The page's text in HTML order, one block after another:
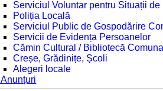
Serviciul Voluntar pentru Situații de
Poliția Locală
Serviciul Public de Gospodărire
Servicii de Evidența Persoanelor
Cămin Cultural / Bibliotecă
Creșe, Grădinițe, Școli
Alegeri locale
Anunțuri